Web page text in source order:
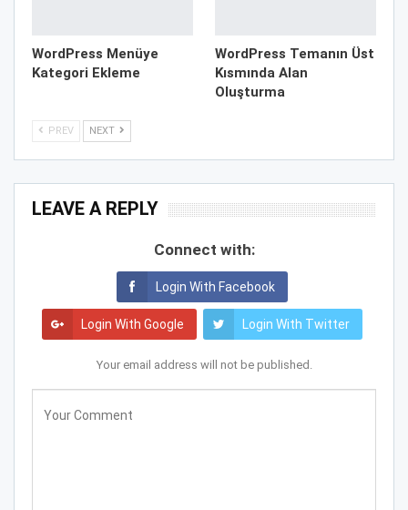
WordPress Menüye
Kategori Ekleme
WordPress Temanın Üst
Kısmında Alan
Oluşturma
PREV NEXT
LEAVE A REPLY
Connect with:
Login With Facebook
Login With Google Login With Twitter
Your email address will not be published.